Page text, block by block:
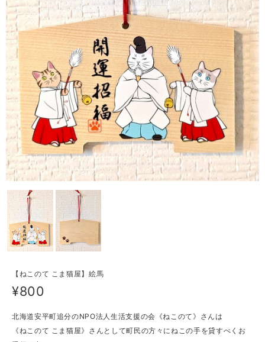
【ねこのて こま猫屋】絵馬
¥800
北海道安平町追分のNPO法人生活支援の会《ねこのて》さんは
《ねこのて こま猫屋》さんとして町民の方々にねこの手を貸すべくお